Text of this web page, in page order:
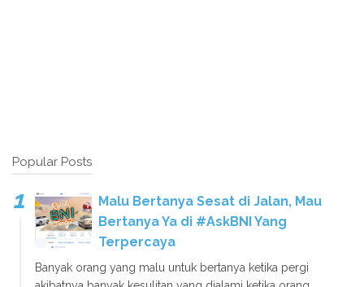
Popular Posts
Malu Bertanya Sesat di Jalan, Mau
Bertanya Ya di #AskBNI Yang
Terpercaya
Banyak orang yang malu untuk bertanya ketika pergi